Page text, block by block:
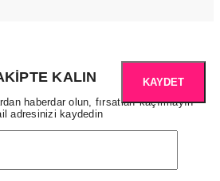
KALIN
haberdar olun, fırsatları kaçırmayın
adresinizi kaydedin
KAYDET